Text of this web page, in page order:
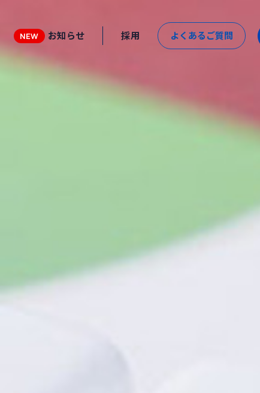
NEW お知らせ 採用 よくあるご質問